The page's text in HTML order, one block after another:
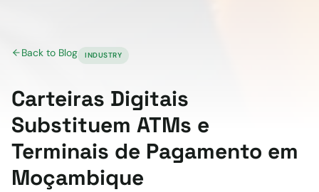
Back to Blog INDUSTRY
Carteiras Digitais
Substituem ATMs e
Terminais de Pagamento em
Moçambique